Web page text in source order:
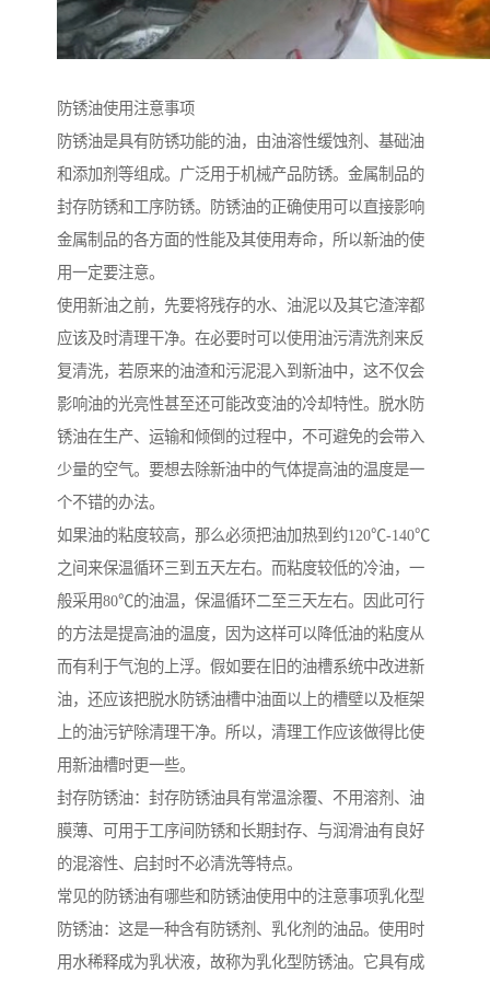
防锈油使用注意事项
防锈油是具有防锈功能的油，由油溶性缓蚀剂、基础油
和添加剂等组成。广泛用于机械产品防锈。金属制品的
封存防锈和工序防锈。防锈油的正确使用可以直接影响
金属制品的各方面的性能及其使用寿命，所以新油的使
用一定要注意。
使用新油之前，先要将残存的水、油泥以及其它渣滓都
应该及时清理干净。在必要时可以使用油污清洗剂来反
复清洗，若原来的油渣和污泥混入到新油中，这不仅会
影响油的光亮性甚至还可能改变油的冷却特性。脱水防
锈油在生产、运输和倾倒的过程中，不可避免的会带入
少量的空气。要想去除新油中的气体提高油的温度是一
个不错的办法。
如果油的粘度较高，那么必须把油加热到约120℃-140℃
之间来保温循环三到五天左右。而粘度较低的冷油，一
般采用80℃的油温，保温循环二至三天左右。因此可行
的方法是提高油的温度，因为这样可以降低油的粘度从
而有利于气泡的上浮。假如要在旧的油槽系统中改进新
油，还应该把脱水防锈油槽中油面以上的槽壁以及框架
上的油污铲除清理干净。所以，清理工作应该做得比使
用新油槽时更一些。
封存防锈油：封存防锈油具有常温涂覆、不用溶剂、油
膜薄、可用于工序间防锈和长期封存、与润滑油有良好
的混溶性、启封时不必清洗等特点。
常见的防锈油有哪些和防锈油使用中的注意事项乳化型
防锈油：这是一种含有防锈剂、乳化剂的油品。使用时
用水稀释成为乳状液，故称为乳化型防锈油。它具有成